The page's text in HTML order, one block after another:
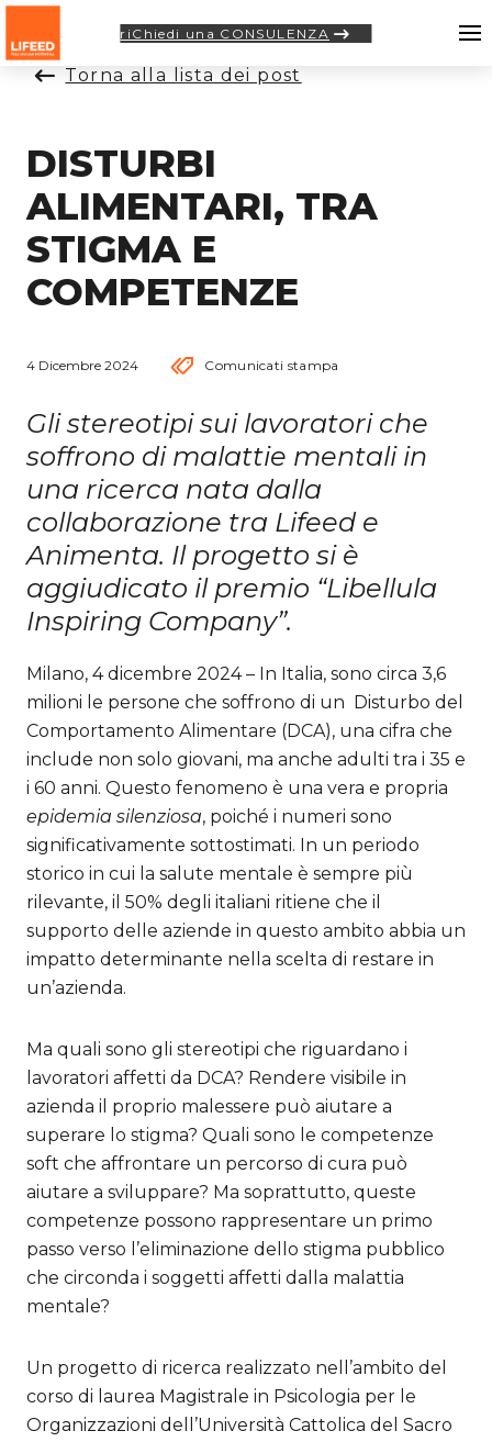
riChiedi una CONSULENZA
Torna alla lista dei post
DISTURBI
ALIMENTARI, TRA
STIGMA E
COMPETENZE
4 Dicembre 2024 Comunicati stampa
Gli stereotipi sui lavoratori che
soffrono di malattie mentali in
una ricerca nata dalla
collaborazione tra Lifeed e
Animenta. Il progetto si è
aggiudicato il premio “Libellula
Inspiring Company”.
Milano, 4 dicembre 2024 – In Italia, sono circa 3,6
milioni le persone che soffrono di un Disturbo del
Comportamento Alimentare (DCA), una cifra che
include non solo giovani, ma anche adulti tra i 35 e
i 60 anni. Questo fenomeno è una vera e propria
epidemia silenziosa, poiché i numeri sono
significativamente sottostimati. In un periodo
storico in cui la salute mentale è sempre più
rilevante, il 50% degli italiani ritiene che il
supporto delle aziende in questo ambito abbia un
impatto determinante nella scelta di restare in
un’azienda.
Ma quali sono gli stereotipi che riguardano i
lavoratori affetti da DCA? Rendere visibile in
azienda il proprio malessere può aiutare a
superare lo stigma? Quali sono le competenze
soft che affrontare un percorso di cura può
aiutare a sviluppare? Ma soprattutto, queste
competenze possono rappresentare un primo
passo verso l’eliminazione dello stigma pubblico
che circonda i soggetti affetti dalla malattia
mentale?
Un progetto di ricerca realizzato nell’ambito del
corso di laurea Magistrale in Psicologia per le
Organizzazioni dell’Università Cattolica del Sacro